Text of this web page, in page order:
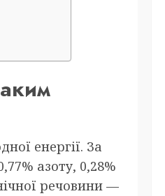
енергії. За
азоту, 0,28%
речовини —